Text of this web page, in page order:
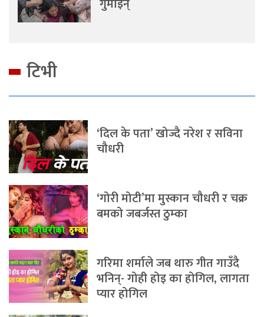
गुमाइन्
टिभी
‘दिल के पता’ खोज्दै नरेश र सविना
चौधरी
‘गोरी मोटी’मा मुस्कान चौधरी र चक्र
बमको जबर्जस्त ठुम्का
गरिमा शर्माले जब थारु गीत गाउँदै
भनिन्- गोही होइ का होगिल, लागता
प्यार होगिल